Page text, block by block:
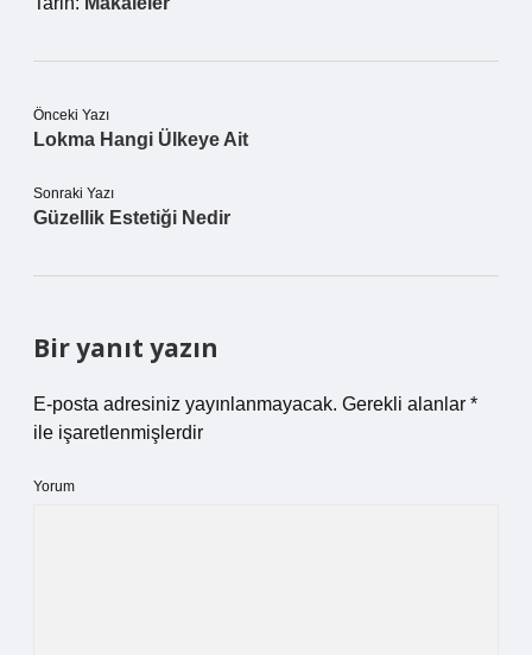
Önceki Yazı
Lokma Hangi Ülkeye Ait
Sonraki Yazı
Güzellik Estetiği Nedir
Bir yanıt yazın
E-posta adresiniz yayınlanmayacak. Gerekli alanlar *
ile işaretlenmişlerdir
Yorum